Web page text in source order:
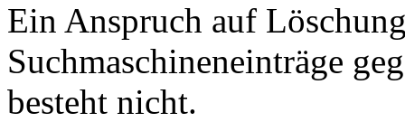
Ein Anspruch auf
Suchmaschineneinträge
besteht nicht.